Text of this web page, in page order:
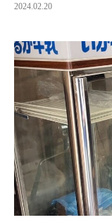
2024.02.20